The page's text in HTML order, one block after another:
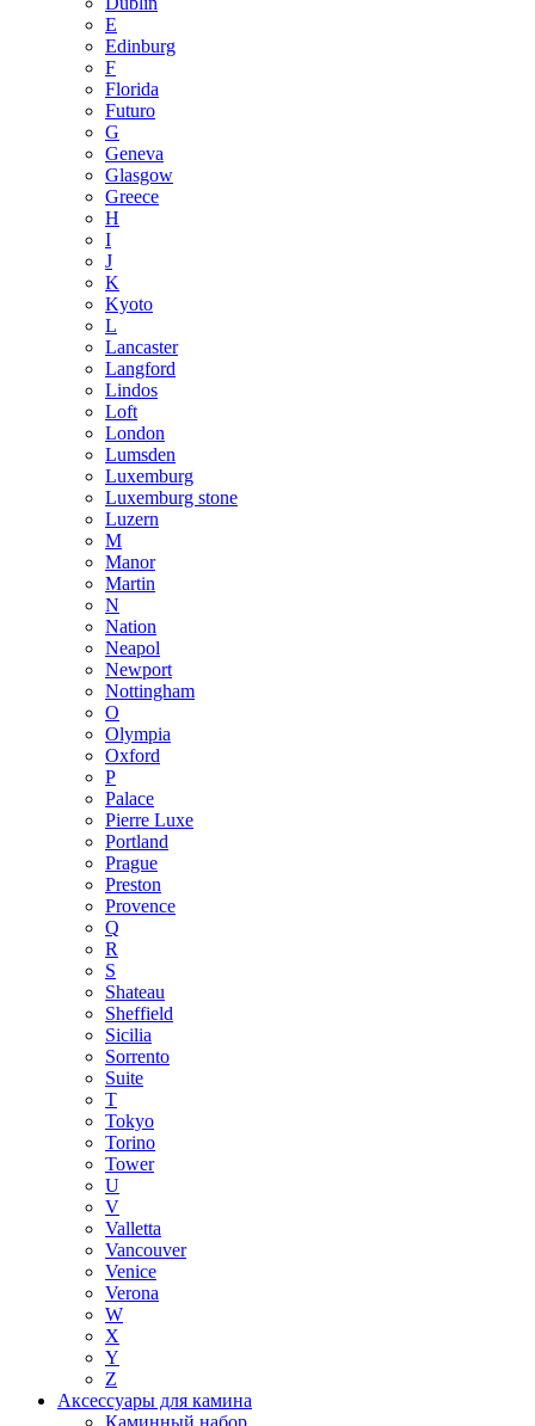
E
Edinburg
F
Florida
Futuro
G
Geneva
Glasgow
Greece
H
I
J
K
Kyoto
L
Lancaster
Langford
Lindos
Loft
London
Lumsden
Luxemburg
Luxemburg stone
Luzern
M
Manor
Martin
N
Nation
Neapol
Newport
Nottingham
O
Olympia
Oxford
P
Palace
Pierre Luxe
Portland
Prague
Preston
Provence
Q
R
S
Shateau
Sheffield
Sicilia
Sorrento
Suite
T
Tokyo
Torino
Tower
U
V
Valletta
Vancouver
Venice
Verona
W
X
Y
Z
Аксессуары для камина